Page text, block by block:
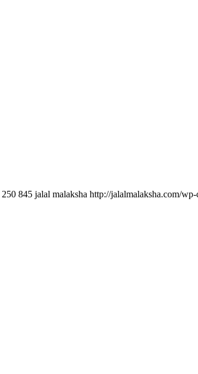
250 845 jalal malaksha http://jalalmalaksha.com/